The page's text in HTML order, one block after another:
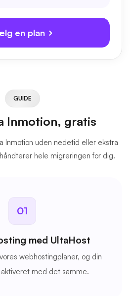
en plan
GUIDE
Inmotion, gratis
Inmotion uden nedetid eller ekstra
hele migreringen for dig.
01
med UltaHost
webhostingplaner, og din
aktiveret med det samme.